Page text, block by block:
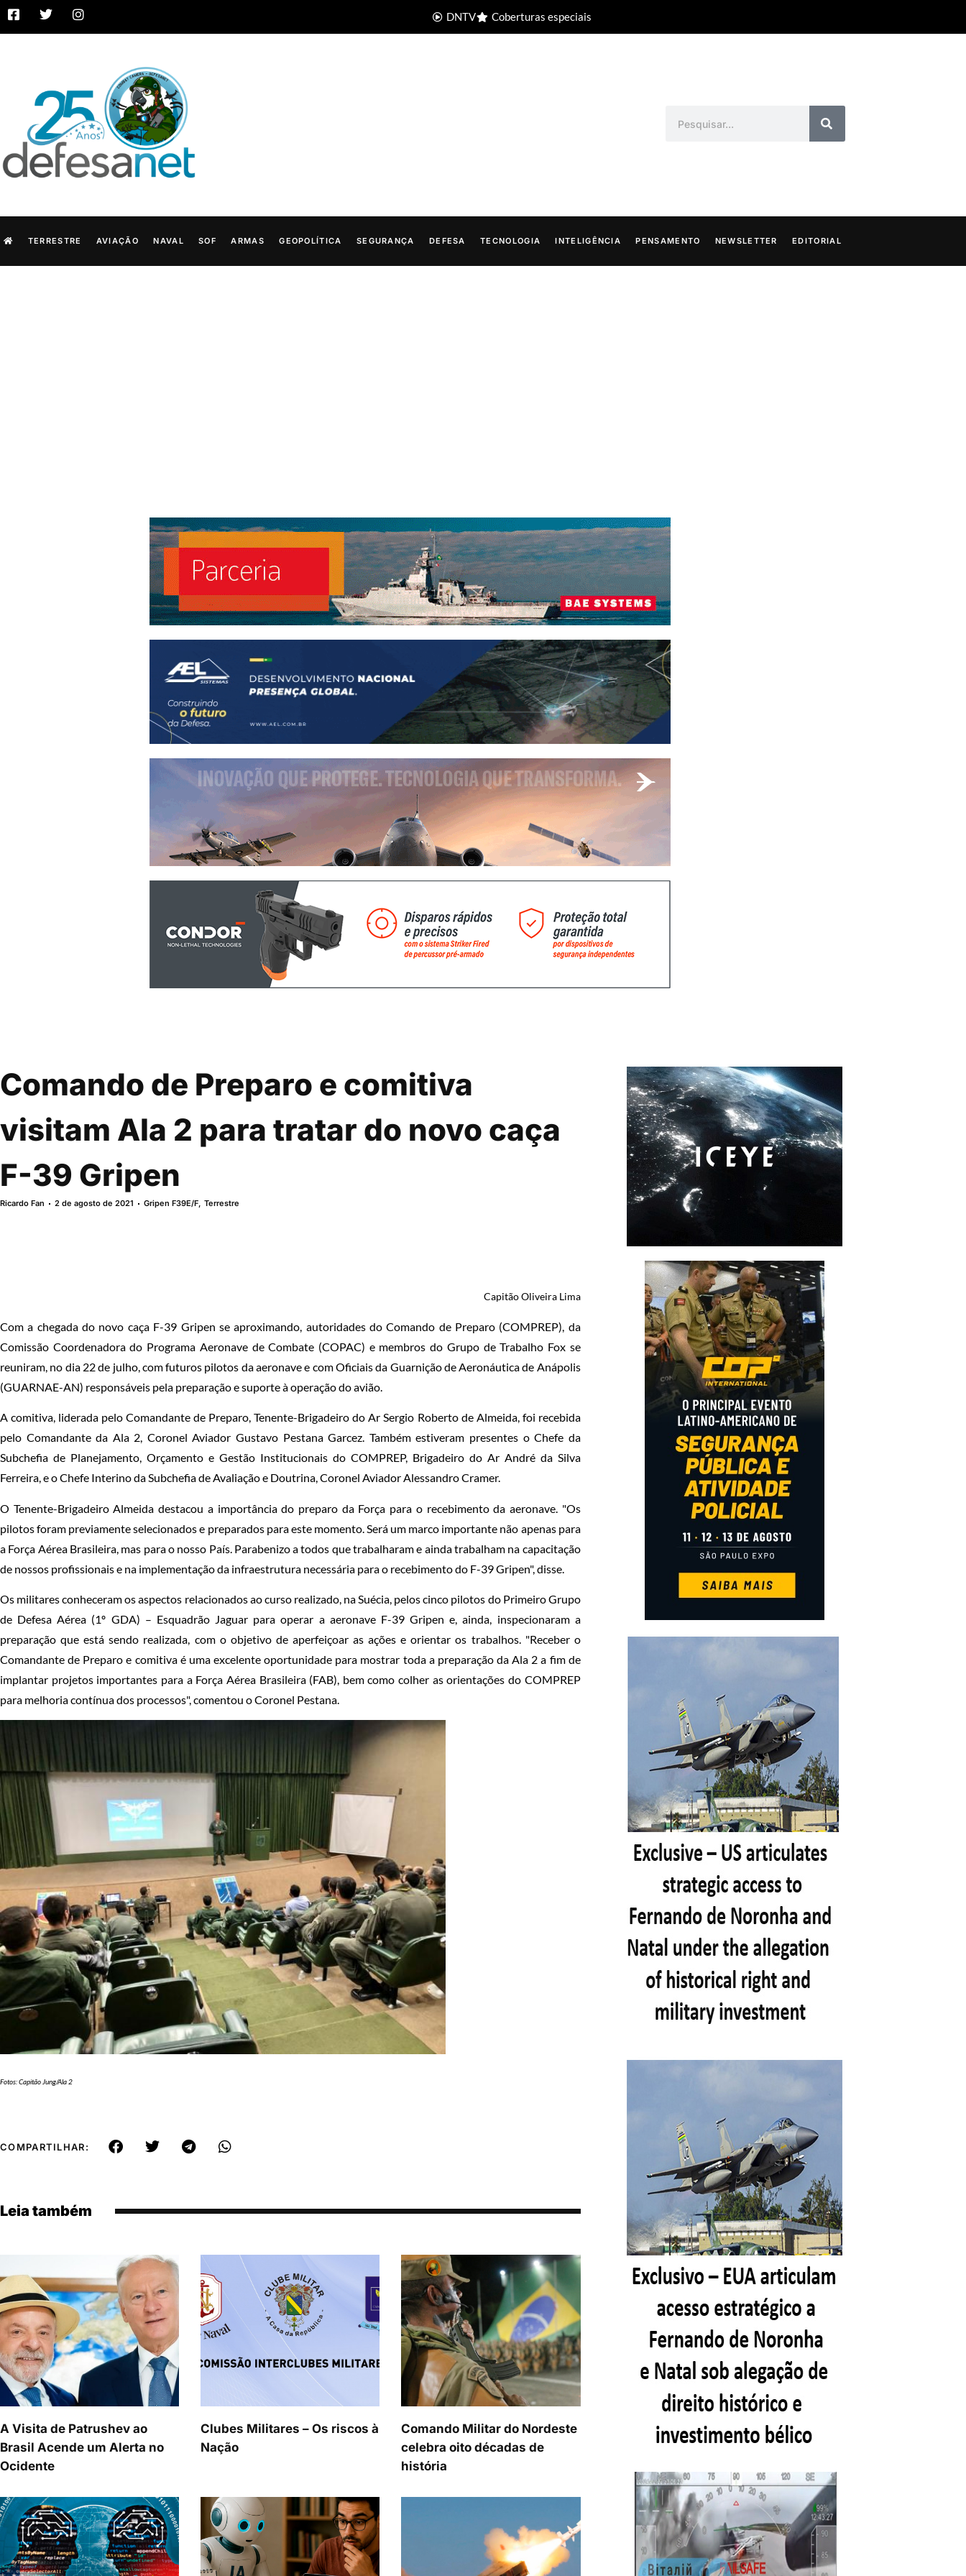
DNTV Coberturas especiais
TERRESTRE AVIAÇÃO NAVAL SOF ARMAS GEOPOLÍTICA SEGURANÇA DEFESA TECNOLOGIA INTELIGÊNCIA PENSAMENTO NEWSLETTER EDITORIAL
Comando de Preparo e comitiva
visitam Ala 2 para tratar do novo caça
F-39 Gripen
Ricardo Fan 2 de agosto de 2021 Gripen F39E/F,Terrestre
Capitão Oliveira Lima
Com a chegada do novo caça F-39 Gripen se aproximando, autoridades do Comando de Preparo (COMPREP), da
Comissão Coordenadora do Programa Aeronave de Combate (COPAC) e membros do Grupo de Trabalho Fox se
reuniram, no dia 22 de julho, com futuros pilotos da aeronave e com Oficiais da Guarnição de Aeronáutica de Anápolis
(GUARNAE-AN) responsáveis pela preparação e suporte à operação do avião.
A comitiva, liderada pelo Comandante de Preparo, Tenente-Brigadeiro do Ar Sergio Roberto de Almeida, foi recebida
pelo Comandante da Ala 2, Coronel Aviador Gustavo Pestana Garcez. Também estiveram presentes o Chefe da
Subchefia de Planejamento, Orçamento e Gestão Institucionais do COMPREP, Brigadeiro do Ar André da Silva
Ferreira, e o Chefe Interino da Subchefia de Avaliação e Doutrina, Coronel Aviador Alessandro Cramer.
O Tenente-Brigadeiro Almeida destacou a importância do preparo da Força para o recebimento da aeronave. "Os
pilotos foram previamente selecionados e preparados para este momento. Será um marco importante não apenas para
a Força Aérea Brasileira, mas para o nosso País. Parabenizo a todos que trabalharam e ainda trabalham na capacitação
de nossos profissionais e na implementação da infraestrutura necessária para o recebimento do F-39 Gripen", disse.
Os militares conheceram os aspectos relacionados ao curso realizado, na Suécia, pelos cinco pilotos do Primeiro Grupo
de Defesa Aérea (1º GDA) – Esquadrão Jaguar para operar a aeronave F-39 Gripen e, ainda, inspecionaram a
preparação que está sendo realizada, com o objetivo de aperfeiçoar as ações e orientar os trabalhos. "Receber o
Comandante de Preparo e comitiva é uma excelente oportunidade para mostrar toda a preparação da Ala 2 a fim de
implantar projetos importantes para a Força Aérea Brasileira (FAB), bem como colher as orientações do COMPREP
para melhoria contínua dos processos", comentou o Coronel Pestana.
Fotos: Capitão Jung/Ala 2
COMPARTILHAR:
Leia também
A Visita de Patrushev ao
Brasil Acende um Alerta no
Ocidente
Clubes Militares – Os riscos à
Nação
Comando Militar do Nordeste
celebra oito décadas de
história